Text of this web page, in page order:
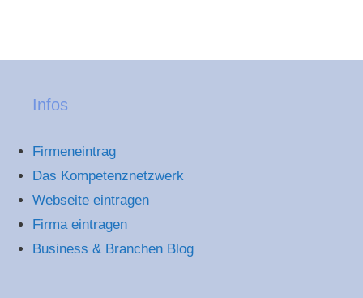
Infos
Firmeneintrag
Das Kompetenznetzwerk
Webseite eintragen
Firma eintragen
Business & Branchen Blog